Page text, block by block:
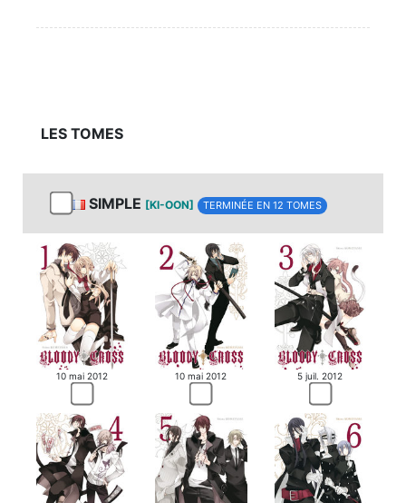
LES TOMES
SIMPLE [KI-OON] TERMINÉE EN 12 TOMES
10 mai 2012 10 mai 2012 5 juil. 2012